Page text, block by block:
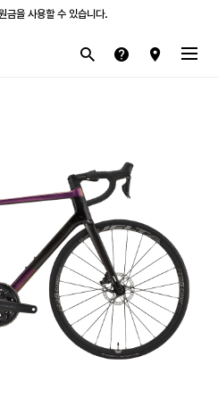
무이자 할부 행사를 진행하고 있습니다.